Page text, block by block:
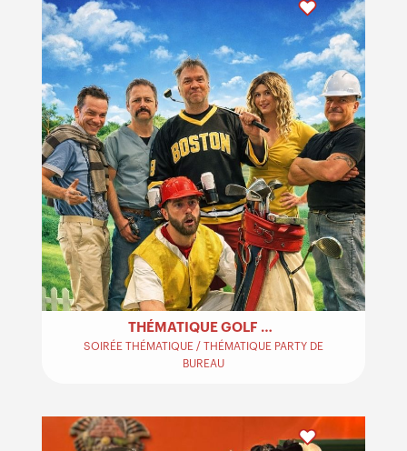
THÉMATIQUE GOLF – HAPPY GILMORE
SOIRÉE THÉMATIQUE / THÉMATIQUE PARTY DE
BUREAU